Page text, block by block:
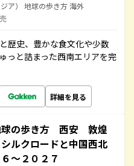
ア） 地球の歩き方 海外
歴史、豊かな食文化や少数
っと詰まった西南エリアを完
詳細を見る
の歩き方 西安 敦煌
ルクロードと中国西北
～２０２７